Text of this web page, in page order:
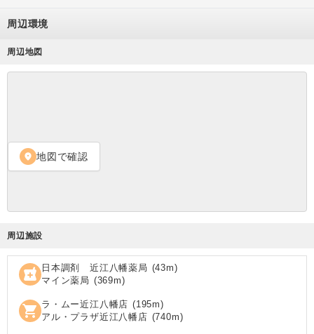
周辺環境
周辺地図
location_on 地図で確認
周辺施設
local_pharmacy 日本調剤 近江八幡薬局 (43m)
マイン薬局 (369m)
shopping_cart ラ・ムー近江八幡店 (195m)
アル・プラザ近江八幡店 (740m)